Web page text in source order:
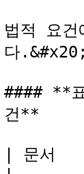
법적 요
다.&#x20;
#### **
건**
| 문